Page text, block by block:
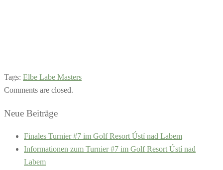
Tags: Elbe Labe Masters
Comments are closed.
Neue Beiträge
Finales Turnier #7 im Golf Resort Ústí nad Labem
Informationen zum Turnier #7 im Golf Resort Ústí nad
Labem